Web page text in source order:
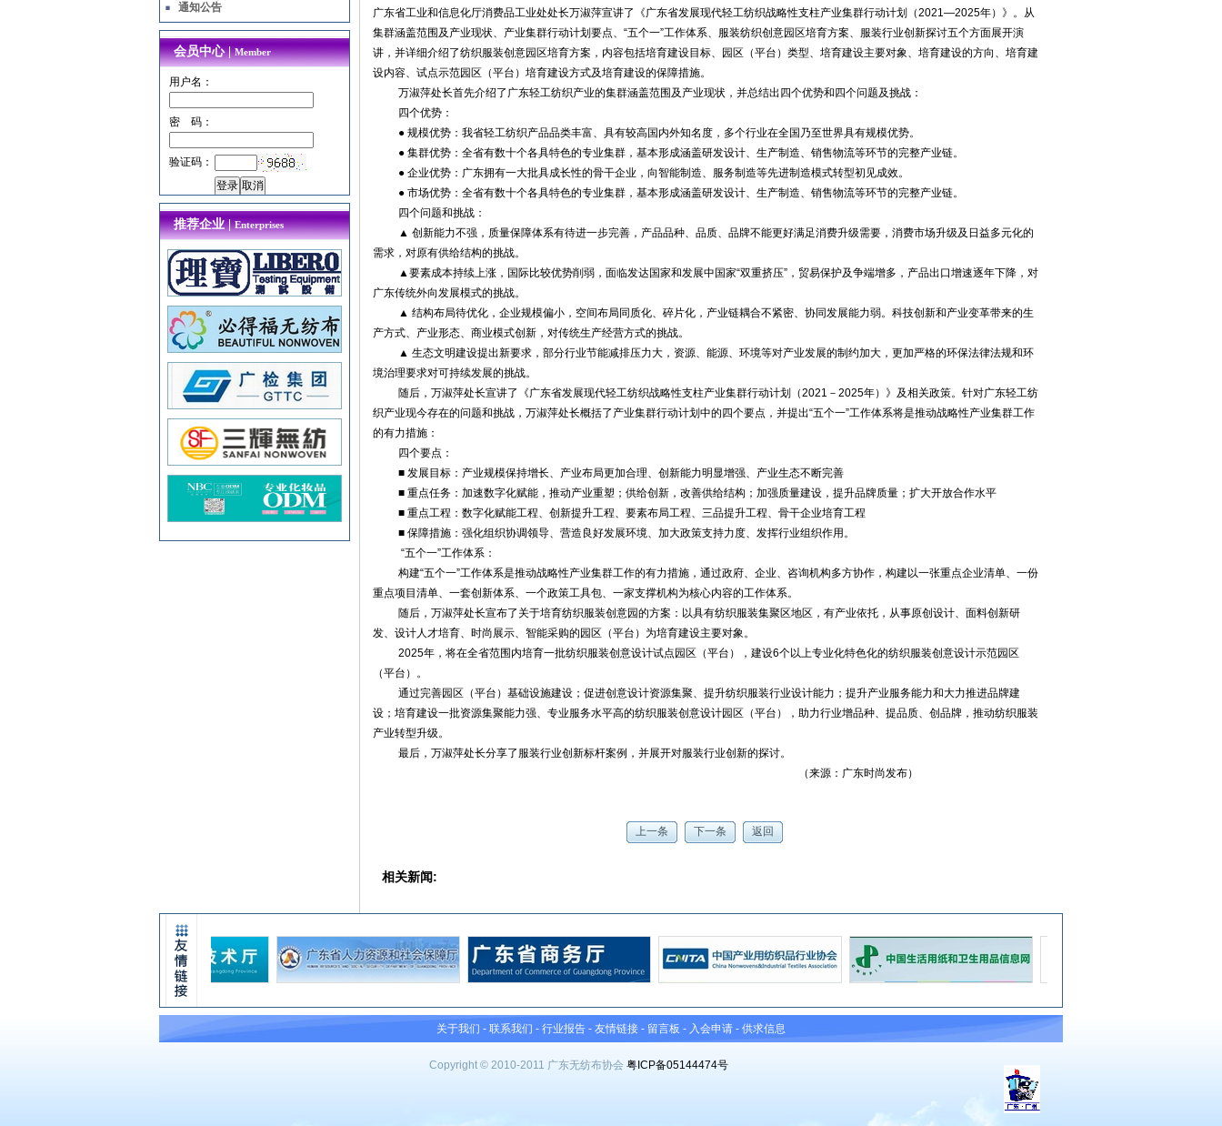
广东省工业和信息化厅消费品工业处处长万淑萍宣讲了《广东省发展现代轻工纺织战略性支柱产业集群行动计划（2021—2025年）》。从
集群涵盖范围及产业现状、产业集群行动计划要点、 “五个一”工作体系、服装纺织创意园区培育方案、服装行业创新探讨五个方面展开演
讲，并详细介绍了纺织服装创意园区培育方案，内容包括培育建设目标、园区（平台）类型、培育建设主要对象、培育建设的方向、培育建
设内容、试点示范园区（平台）培育建设方式及培育建设的保障措施。
万淑萍处长首先介绍了广东轻工纺织产业的集群涵盖范围及产业现状，并总结出四个优势和四个问题及挑战：
四个优势：
● 规模优势：我省轻工纺织产品品类丰富、具有较高国内外知名度，多个行业在全国乃至世界具有规模优势。
● 集群优势：全省有数十个各具特色的专业集群，基本形成涵盖研发设计、生产制造、销售物流等环节的完整产业链。
● 企业优势：广东拥有一大批具成长性的骨干企业，向智能制造、服务制造等先进制造模式转型初见成效。
● 市场优势：全省有数十个各具特色的专业集群，基本形成涵盖研发设计、生产制造、销售物流等环节的完整产业链。
四个问题和挑战：
▲ 创新能力不强，质量保障体系有待进一步完善，产品品种、品质、品牌不能更好满足消费升级需要，消费市场升级及日益多元化的
需求，对原有供给结构的挑战。
▲要素成本持续上涨，国际比较优势削弱，面临发达国家和发展中国家“双重挤压” ，贸易保护及争端增多，产品出口增速逐年下降，对
广东传统外向发展模式的挑战。
▲ 结构布局待优化，企业规模偏小，空间布局同质化、碎片化，产业链耦合不紧密、协同发展能力弱。科技创新和产业变革带来的生
产方式、产业形态、商业模式创新，对传统生产经营方式的挑战。
▲ 生态文明建设提出新要求，部分行业节能减排压力大，资源、能源、环境等对产业发展的制约加大，更加严格的环保法律法规和环
境治理要求对可持续发展的挑战。
随后，万淑萍处长宣讲了《广东省发展现代轻工纺织战略性支柱产业集群行动计划（2021 － 2025年）》及相关政策。针对广东轻工纺
织产业现今存在的问题和挑战，万淑萍处长概括了产业集群行动计划中的四个要点，并提出“五个一”工作体系将是推动战略性产业集群工作
的有力措施：
四个要点：
■ 发展目标：产业规模保持增长、产业布局更加合理、创新能力明显增强、产业生态不断完善
■ 重点任务：加速数字化赋能，推动产业重塑；供给创新，改善供给结构；加强质量建设，提升品牌质量；扩大开放合作水平
■ 重点工程：数字化赋能工程、创新提升工程、要素布局工程、三品提升工程、骨干企业培育工程
■ 保障措施：强化组织协调领导、营造良好发展环境、加大政策支持力度、发挥行业组织作用。
“五个一”工作体系：
构建“五个一”工作体系是推动战略性产业集群工作的有力措施，通过政府、企业、咨询机构多方协作，构建以一张重点企业清单、一份
重点项目清单、一套创新体系、一个政策工具包、一家支撑机构为核心内容的工作体系。
随后，万淑萍处长宣布了关于培育纺织服装创意园的方案：以具有纺织服装集聚区地区，有产业依托，从事原创设计、面料创新研
发、设计人才培育、时尚展示、智能采购的园区（平台）为培育建设主要对象。
2025年，将在全省范围内培育一批纺织服装创意设计试点园区（平台），建设6个以上专业化特色化的纺织服装创意设计示范园区
（平台）。
通过完善园区（平台）基础设施建设；促进创意设计资源集聚、提升纺织服装行业设计能力；提升产业服务能力和大力推进品牌建
设；培育建设一批资源集聚能力强、专业服务水平高的纺织服装创意设计园区（平台），助力行业增品种、提品质、创品牌，推动纺织服装
产业转型升级。
最后，万淑萍处长分享了服装行业创新标杆案例，并展开对服装行业创新的探讨。
（来源：广东时尚发布）
上一条 下一条 返回
相关新闻:
通知公告
会员中心 |Member
用户名：
密 码：
验证码：
推荐企业 |Enterprises
关于我们 - 联系我们 - 行业报告 - 友情链接 - 留言板 - 入会申请 - 供求信息
Copyright © 2010-2011 广东无纺布协会 粤ICP备05144474号